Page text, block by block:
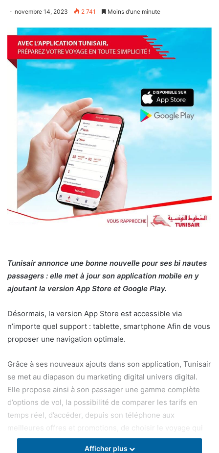
novembre 14, 2023 2 741 Moins d’une minute
Tunisair annonce une bonne nouvelle pour ses bi nautes
passagers : elle met à jour son application mobile en y
ajoutant la version App Store et Google Play.
Désormais, la version App Store est accessible via
n’importe quel support : tablette, smartphone Afin de vous
proposer une navigation optimale.
Grâce à ses nouveaux ajouts dans son application, Tunisair
se met au diapason du marketing digital univers digital.
Elle propose ainsi à son passager une gamme complète
d’options de vol, la possibilité de comparer les tarifs en
temps réel, d’accéder, depuis son téléphone aux
meilleures offres et promotions, de choisir le voyage qui
correspond à ses besoins, et même son siège.
Afficher plus